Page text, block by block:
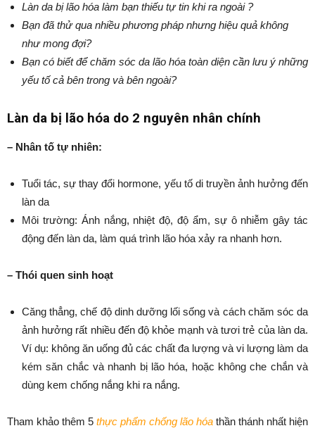
Làn da bị lão hóa làm bạn thiếu tự tin khi ra ngoài ?
Bạn đã thử qua nhiều phương pháp nhưng hiệu quả không
như mong đợi?
Bạn có biết để chăm sóc da lão hóa toàn diện cần lưu ý những
yếu tố cả bên trong và bên ngoài?
Làn da bị lão hóa do 2 nguyên nhân chính
– Nhân tố tự nhiên:
Tuổi tác, sự thay đổi hormone, yếu tố di truyền ảnh hưởng đến
làn da
Môi trường: Ánh nắng, nhiệt độ, độ ẩm, sự ô nhiễm gây tác
động đến làn da, làm quá trình lão hóa xảy ra nhanh hơn.
– Thói quen sinh hoạt
Căng thẳng, chế độ dinh dưỡng lối sống và cách chăm sóc da
ảnh hưởng rất nhiều đến độ khỏe mạnh và tươi trẻ của làn da.
Ví dụ: không ăn uống đủ các chất đa lượng và vi lượng làm da
kém săn chắc và nhanh bị lão hóa, hoặc không che chắn và
dùng kem chống nắng khi ra nắng.
Tham khảo thêm 5 thực phẩm chống lão hóa thần thánh nhất hiện